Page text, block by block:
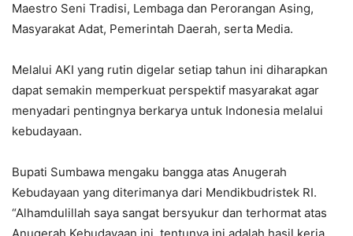
Maestro Seni Tradisi, Lembaga dan Perorangan Asing,
Masyarakat Adat, Pemerintah Daerah, serta Media.
Melalui AKI yang rutin digelar setiap tahun ini diharapkan
dapat semakin memperkuat perspektif masyarakat agar
menyadari pentingnya berkarya untuk Indonesia melalui
kebudayaan.
Bupati Sumbawa mengaku bangga atas Anugerah
Kebudayaan yang diterimanya dari Mendikbudristek RI.
“Alhamdulillah saya sangat bersyukur dan terhormat atas